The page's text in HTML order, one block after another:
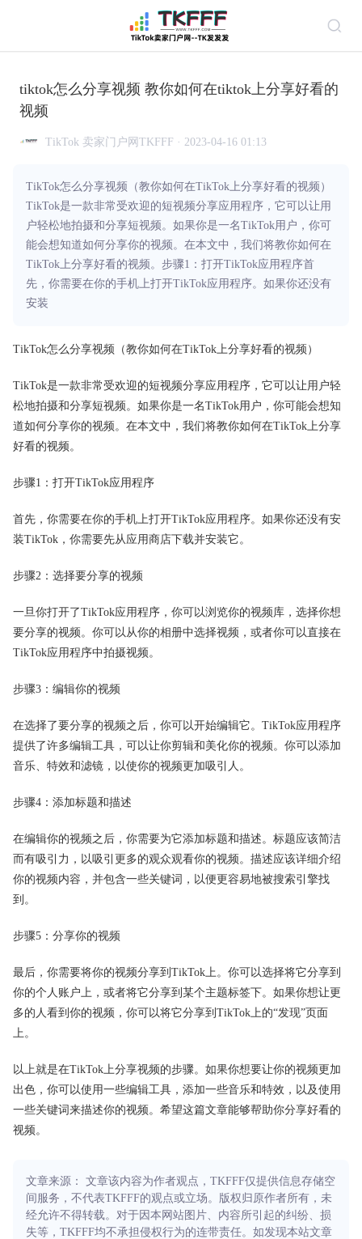
tiktok怎么分享视频 教你如何在tiktok上分享好看的
视频
TikTok 卖家门户网TKFFF · 2023-04-16 01:13
TikTok怎么分享视频（教你如何在TikTok上分享好看的视频）
TikTok是一款非常受欢迎的短视频分享应用程序，它可以让用
户轻松地拍摄和分享短视频。如果你是一名TikTok用户，你可
能会想知道如何分享你的视频。在本文中，我们将教你如何在
TikTok上分享好看的视频。步骤1：打开TikTok应用程序首
先，你需要在你的手机上打开TikTok应用程序。如果你还没有
安装
TikTok怎么分享视频（教你如何在TikTok上分享好看的视频）
TikTok是一款非常受欢迎的短视频分享应用程序，它可以让用户轻
松地拍摄和分享短视频。如果你是一名TikTok用户，你可能会想知
道如何分享你的视频。在本文中，我们将教你如何在TikTok上分享
好看的视频。
步骤1：打开TikTok应用程序
首先，你需要在你的手机上打开TikTok应用程序。如果你还没有安
装TikTok，你需要先从应用商店下载并安装它。
步骤2：选择要分享的视频
一旦你打开了TikTok应用程序，你可以浏览你的视频库，选择你想
要分享的视频。你可以从你的相册中选择视频，或者你可以直接在
TikTok应用程序中拍摄视频。
步骤3：编辑你的视频
在选择了要分享的视频之后，你可以开始编辑它。TikTok应用程序
提供了许多编辑工具，可以让你剪辑和美化你的视频。你可以添加
音乐、特效和滤镜，以使你的视频更加吸引人。
步骤4：添加标题和描述
在编辑你的视频之后，你需要为它添加标题和描述。标题应该简洁
而有吸引力，以吸引更多的观众观看你的视频。描述应该详细介绍
你的视频内容，并包含一些关键词，以便更容易地被搜索引擎找
到。
步骤5：分享你的视频
最后，你需要将你的视频分享到TikTok上。你可以选择将它分享到
你的个人账户上，或者将它分享到某个主题标签下。如果你想让更
多的人看到你的视频，你可以将它分享到TikTok上的“发现”页面
上。
以上就是在TikTok上分享视频的步骤。如果你想要让你的视频更加
出色，你可以使用一些编辑工具，添加一些音乐和特效，以及使用
一些关键词来描述你的视频。希望这篇文章能够帮助你分享好看的
视频。
文章来源： 文章该内容为作者观点，TKFFF仅提供信息存储空
间服务，不代表TKFFF的观点或立场。版权归原作者所有，未
经允许不得转载。对于因本网站图片、内容所引起的纠纷、损
失等，TKFFF均不承担侵权行为的连带责任。如发现本站文章